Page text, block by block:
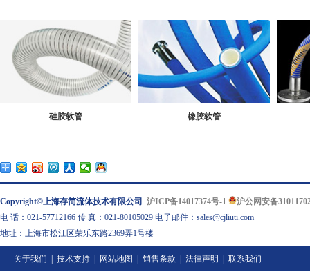
硅胶软管 橡胶软管
Copyright©上海存简流体技术有限公司 沪ICP备14017374号-1
沪公网安备
电 话：021-57712166 传 真：021-80105029 电子邮件：sales@cjliuti.com
地址：上海市松江区荣乐东路2369弄1号楼
关于我们 技术支持 网站地图 销售条款 法律声明 联系我们